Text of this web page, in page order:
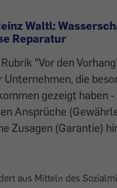
Waltl:
Reparatur
"Vor den
Unternehmen, die
gezeigt haben -
Ansprüche
Zusagen (Garantie)
aus Mitteln des